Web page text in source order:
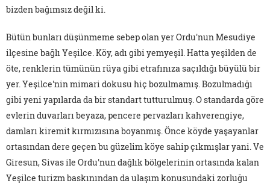
bizden bağımsız değil ki.
Bütün bunları düşünmeme sebep olan yer Ordu'nun Mesudiye
ilçesine bağlı Yeşilce. Köy, adı gibi yemyeşil. Hatta yeşilden de
öte, renklerin tümünün rüya gibi etrafınıza saçıldığı büyülü bir
yer. Yeşilce'nin mimari dokusu hiç bozulmamış. Bozulmadığı
gibi yeni yapılarda da bir standart tutturulmuş. O standarda göre
evlerin duvarları beyaza, pencere pervazları kahverengiye,
damları kiremit kırmızısına boyanmış. Önce köyde yaşayanlar
ortasından dere geçen bu güzelim köye sahip çıkmışlar yani. Ve
Giresun, Sivas ile Ordu'nun dağlık bölgelerinin ortasında kalan
Yeşilce turizm baskınından da ulaşım konusundaki zorluğu